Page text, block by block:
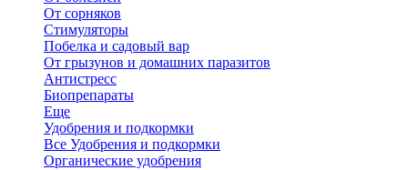
От сорняков
Стимуляторы
Побелка и садовый вар
От грызунов и домашних паразитов
Антистресс
Биопрепараты
Еще
Удобрения и подкормки
Все Удобрения и подкормки
Органические удобрения